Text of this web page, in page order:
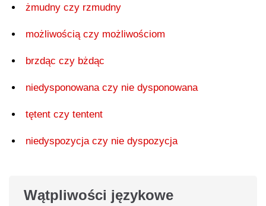
żmudny czy rzmudny
możliwością czy możliwościom
brzdąc czy bżdąc
niedysponowana czy nie dysponowana
tętent czy tentent
niedyspozycja czy nie dyspozycja
Wątpliwości językowe